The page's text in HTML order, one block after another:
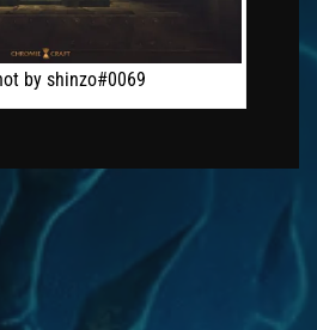
by shinzo#0069